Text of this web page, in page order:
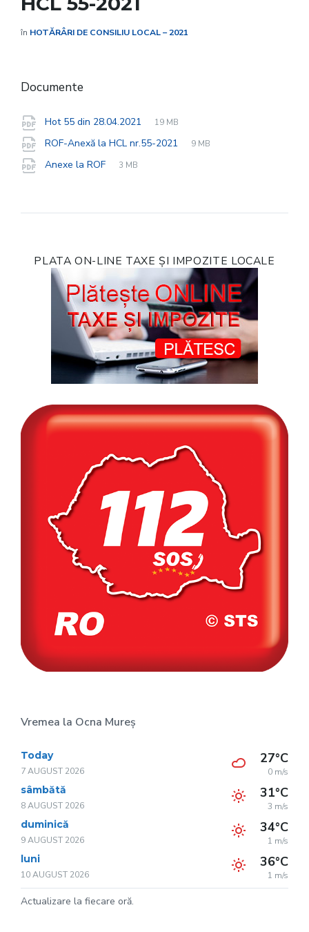
în HOTĂRÂRI DE CONSILIU LOCAL – 2021
Documente
Hot 55 din 28.04.2021
File
pdf
File
19 MB
ROF-Anexă la HCL nr.55-2021
File
pdf
File
9 MB
Anexe la ROF
File
pdf
File
3 MB
PLATA ON-LINE TAXE ȘI IMPOZITE LOCALE
Vremea la Ocna Mureș
Today
7 AUGUST 2026
27°C
0 m/s
sâmbătă
8 AUGUST 2026
31°C
3 m/s
duminică
9 AUGUST 2026
34°C
1 m/s
luni
10 AUGUST 2026
36°C
1 m/s
Actualizare la fiecare oră.